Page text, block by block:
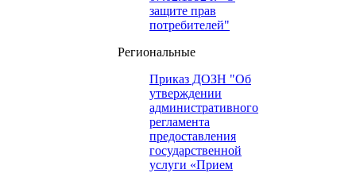
защите прав
потребителей"
Региональные
Приказ ДОЗН "Об
утверждении
административного
регламента
предоставления
государственной
услуги «Прием